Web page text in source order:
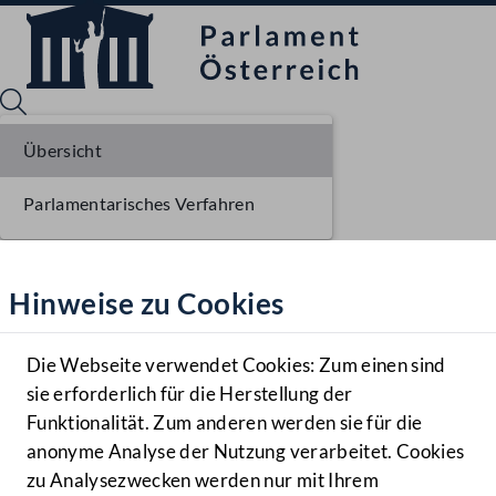
Hilfe
Benutzer
Navigationsmenü öffnen
MENÜ
Hinweise zu Cookies
Die Webseite verwendet Cookies: Zum einen sind
sie erforderlich für die Herstellung der
Funktionalität. Zum anderen werden sie für die
anonyme Analyse der Nutzung verarbeitet. Cookies
zu Analysezwecken werden nur mit Ihrem
Übersicht
Parlamentarisches Verfahren